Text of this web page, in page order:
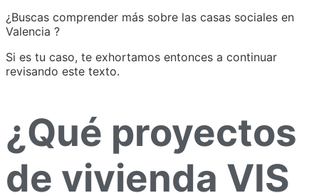
¿Buscas comprender más sobre las casas sociales en
Valencia ?
Si es tu caso, te exhortamos entonces a continuar
revisando este texto.
¿Qué proyectos
de vivienda VIS